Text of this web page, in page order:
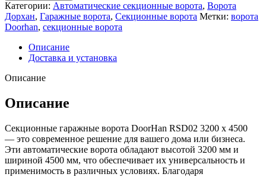
Категории: Автоматические секционные ворота, Ворота
Дорхан, Гаражные ворота, Секционные ворота Метки: ворота
Doorhan, секционные ворота
Описание
Доставка и установка
Описание
Описание
Секционные гаражные ворота DoorHan RSD02 3200 х 4500
— это современное решение для вашего дома или бизнеса.
Эти автоматические ворота обладают высотой 3200 мм и
шириной 4500 мм, что обеспечивает их универсальность и
применимость в различных условиях. Благодаря